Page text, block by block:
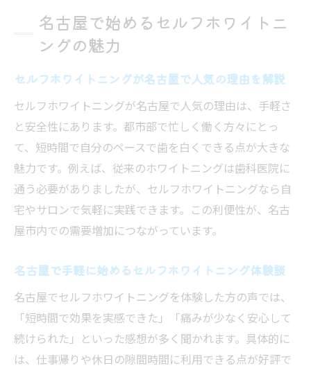
忙しい人におすすめの名古屋セルフホワイ
トニング事情
セルフホワイトニングで叶う名古屋流の白
セルフホワイトニング 名古屋最新トレンド
と注意点
歯槽膿漏が気になる方へ安全なホワイトニング
歯槽膿漏でもセルフホワイトニングは可能
か徹底解説
減のポイント
安全に続けるセルフホワイトニングの注意
事項
セルフホワイトニング選びで重視すべき安
全性とは
名古屋で始めるセルフホワイトニ
ングの魅力
セルフホワイトニングが名古屋で人気の理由を解説
セルフホワイトニングが名古屋で人気の理由は、手軽さ
と安全性にあります。都市部で忙しく働く方々にとっ
て、短時間で自分のペースで歯を白くできる点が大きな
魅力です。例えば、従来のホワイトニングは歯科医院に
通う必要がありましたが、セルフホワイトニングなら自
宅やサロンで気軽に実践できます。この利便性が、名古
屋市内での需要増加につながっています。
名古屋で手軽に始めるセルフホワイトニング体験談
名古屋でセルフホワイトニングを体験した方の声では、
「短時間で効果を実感できた」「痛みが少なく安心して
続けられた」といった感想が多く聞かれます。具体的に
は、仕事帰りや休日の隙間時間に利用できる点が好評で